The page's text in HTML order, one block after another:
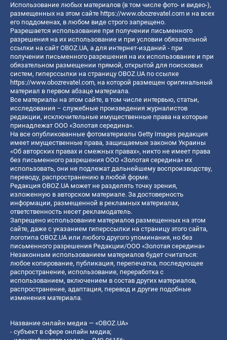
Использование любых материалов (в том числе фото- и видео-),
размещенных на этом сайте https://www.obozrevatel.com и на всех
его поддоменах, в любом виде строго запрещено.
Разрешается использование при получении письменного
разрешения на их использование и при условии обязательной
ссылки на сайт OBOZ.UA, а для интернет-изданий - при
получении письменного разрешения на их использование и при
обязательном размещении прямой, открытой для поисковых
систем, гиперссылки на страницу OBOZ.UA по ссылке
https://www.obozrevatel.com, на которой размещен оригинальный
материал в первом абзаце материала.
Все материалы на этом сайте, в том числе интервью, статьи,
исследования – служебные произведения журналистов
редакции, исключительные имущественные права на которые
принадлежат ООО «Золотая середина».
На все опубликованные фотоматериалы Getty Images редакция
имеет имущественные права, защищаемые законом Украины
«Об авторских правах и смежных правах», никто не имеет права
без письменного разрешения ООО «Золотая середина» их
использовать, они не подлежат дальнейшему воспроизводству,
переводу, распространению в любой форме.
Редакция OBOZ.UA может не разделять точку зрения,
изложенную в авторском материале. За достоверность
информации, размещенной в рекламных материалах,
ответственность несет рекламодатель.
Запрещено использование материалов размещенных на этом
сайте, даже с указанием гиперссылки на страницу этого сайта,
логотипа OBOZ.UA или любого другого упоминания, но без
письменного разрешения Редакции/ООО «Золотая середина»
Незаконным использованием материалов будет считаться:
любое копирование, публикация, перепечатка, последующее
распространение, использование, переработка с
использованием, включением в состав других материалов,
распространение, адаптация, перевод и другие подобные
изменения материала.
Название онлайн медиа — «OBOZ.UA»
- субъект в сфере онлайн медиа;